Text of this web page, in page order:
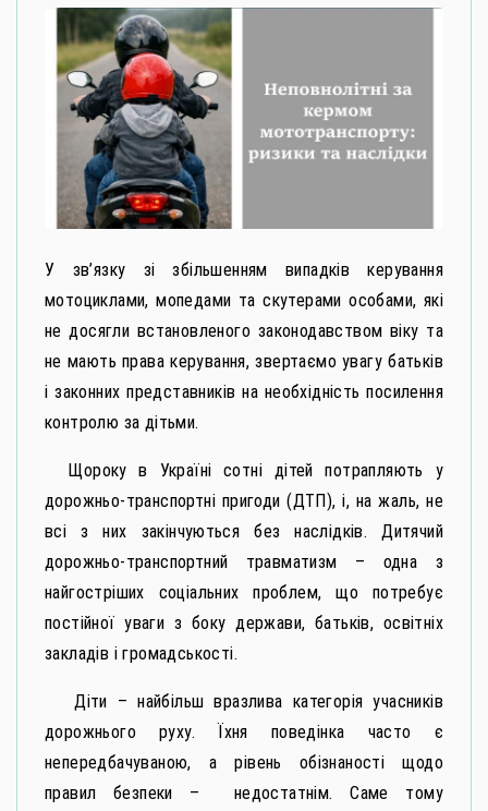
У зв’язку зі збільшенням випадків керування
мотоциклами, мопедами та скутерами особами, які
не досягли встановленого законодавством віку та
не мають права керування, звертаємо увагу батьків
і законних представників на необхідність посилення
контролю за дітьми.
Щороку в Україні сотні дітей потрапляють у
дорожньо-транспортні пригоди (ДТП), і, на жаль, не
всі з них закінчуються без наслідків. Дитячий
дорожньо-транспортний травматизм – одна з
найгостріших соціальних проблем, що потребує
постійної уваги з боку держави, батьків, освітніх
закладів і громадськості.
Діти – найбільш вразлива категорія учасників
дорожнього руху. Їхня поведінка часто є
непередбачуваною, а рівень обізнаності щодо
правил безпеки – недостатнім. Саме тому